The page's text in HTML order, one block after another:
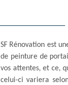
SF Rénovation est
de peinture de
vos attentes, et ce,
celui-ci variera